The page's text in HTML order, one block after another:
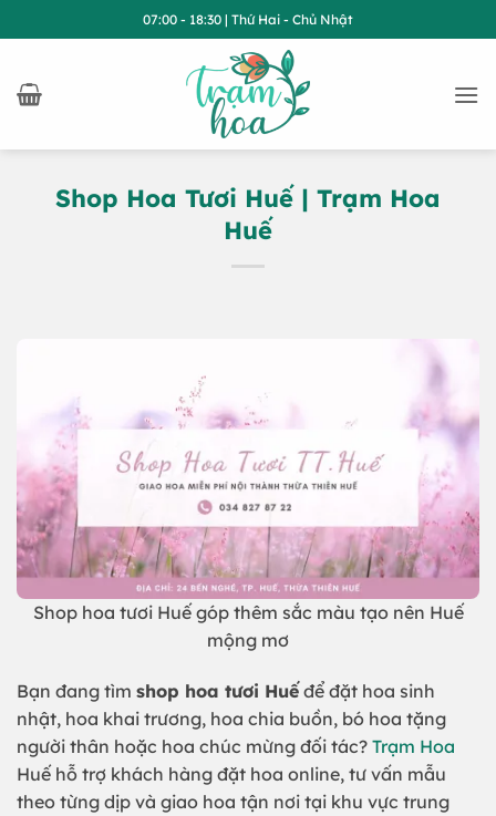
qua
dung
07:00 - 18:30 | Thứ Hai - Chủ Nhật
Shop Hoa Tươi Huế | Trạm Hoa
Huế
Shop hoa tươi Huế góp thêm sắc màu tạo nên Huế
mộng mơ
Bạn đang tìm shop hoa tươi Huếđể đặt hoa sinh
nhật, hoa khai trương, hoa chia buồn, bó hoa tặng
người thân hoặc hoa chúc mừng đối tác? Trạm Hoa
Huế hỗ trợ khách hàng đặt hoa online, tư vấn mẫu
theo từng dịp và giao hoa tận nơi tại khu vực trung